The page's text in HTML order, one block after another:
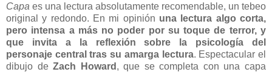
Capa es una lectura absolutamente recomendable, un tebeo
original y redondo. En mi opinión una lectura algo corta,
pero intensa a más no poder por su toque de terror, y
que invita a la reflexión sobre la psicología del
personaje central tras su amarga lectura. Espectacular el
dibujo deZach Howard , que se completa con una capa